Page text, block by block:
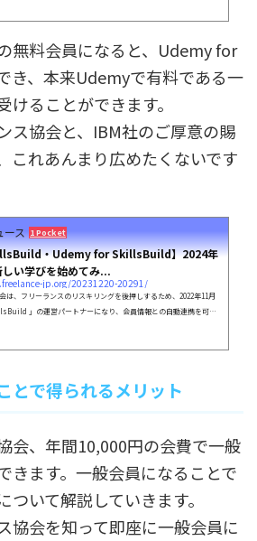
無料会員になると、Udemy for
き、本来Udemyで有料である一
ることができます。
ス協会と、IBM社のご厚意の賜
これあんまり広めたくないです
ス 1 Pocket
・Udemy for SkillsBuild】2024年
しい学びを始めてみ...
jp.org/20231220-20291/
は、フリーランスのリスキリングを後押しするため、2022年11月
」の運営パートナーになり、会員情報との自動連携を可能
とで得られるメリット
会、年間10,000円の会費で一般
きます。一般会員になることで
いて解説していきます。
協会を知って即座に一般会員に